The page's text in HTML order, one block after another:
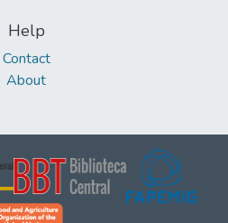
Help
Contact
About